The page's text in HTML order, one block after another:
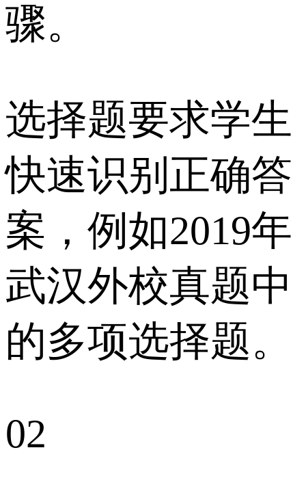
骤。
选择题要求学生
快速识别正确答
案，例如2019年
武汉外校真题中
的多项选择题。
02